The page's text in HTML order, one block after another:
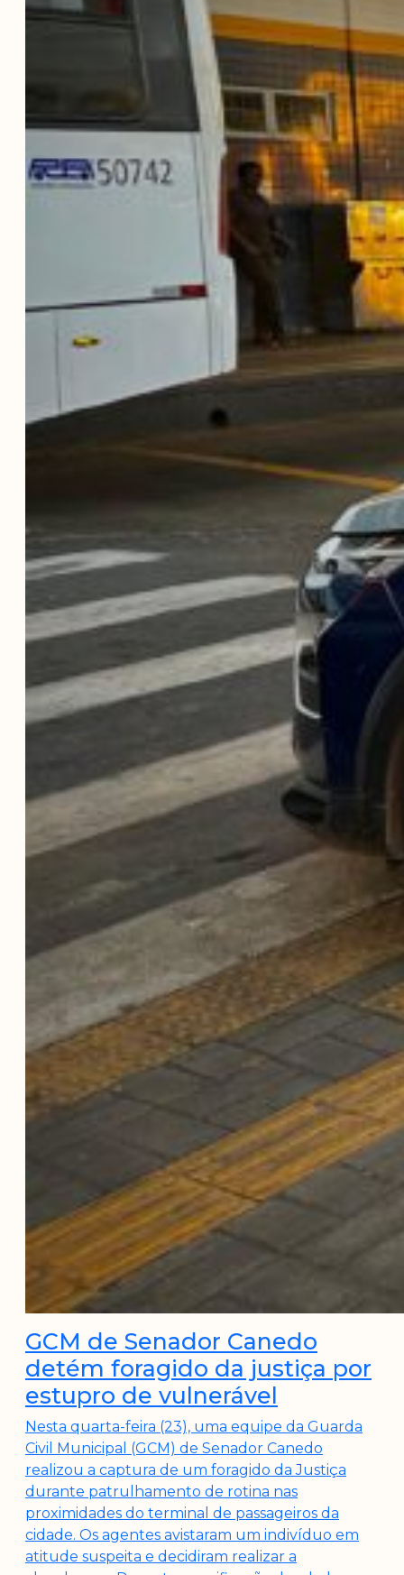
GCM de Senador Canedo
detém foragido da justiça por
estupro de vulnerável
Nesta quarta-feira (23), uma equipe da Guarda
Civil Municipal (GCM) de Senador Canedo
realizou a captura de um foragido da Justiça
durante patrulhamento de rotina nas
proximidades do terminal de passageiros da
cidade. Os agentes avistaram um indivíduo em
atitude suspeita e decidiram realizar a